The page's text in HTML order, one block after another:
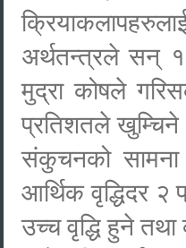
अर्थतन्त्रले सन्
मुद्रा कोषले
प्रतिशतले
संकुचनको सामना
आर्थिक वृद्धिदर २
उच्च वृद्धि हुने